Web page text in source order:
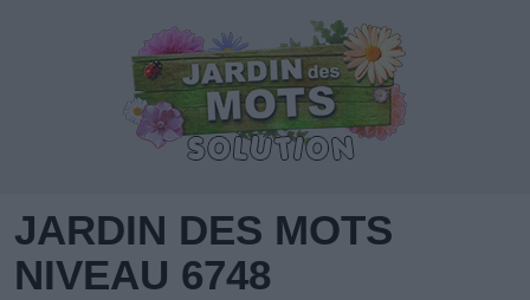
JARDIN DES MOTS
NIVEAU 6748